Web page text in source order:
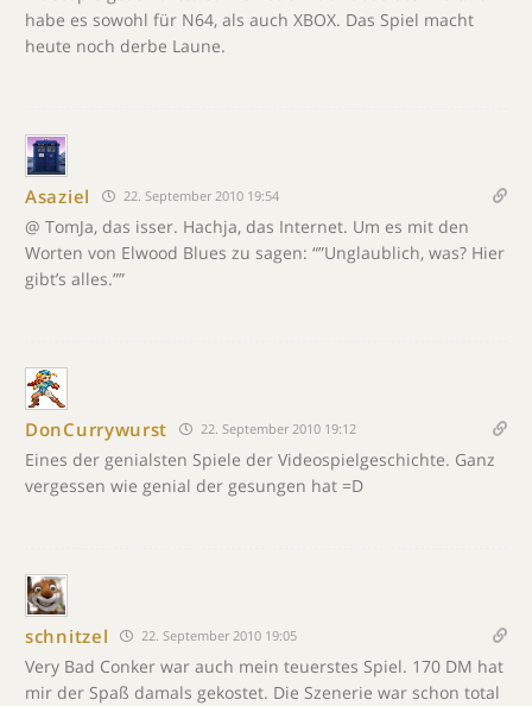
habe es sowohl für N64, als auch XBOX. Das Spiel macht
heute noch derbe Laune.
Asaziel 22. September 2010 19:54
@ TomJa, das isser. Hachja, das Internet. Um es mit den
Worten von Elwood Blues zu sagen: “”Unglaublich, was? Hier
gibt’s alles.””
DonCurrywurst 22. September 2010 19:12
Eines der genialsten Spiele der Videospielgeschichte. Ganz
vergessen wie genial der gesungen hat =D
schnitzel 22. September 2010 19:05
Very Bad Conker war auch mein teuerstes Spiel. 170 DM hat
mir der Spaß damals gekostet. Die Szenerie war schon total